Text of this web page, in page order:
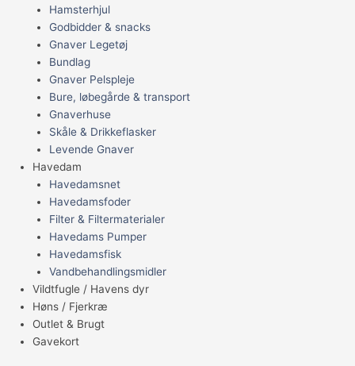
Hamsterhjul
Godbidder & snacks
Gnaver Legetøj
Bundlag
Gnaver Pelspleje
Bure, løbegårde & transport
Gnaverhuse
Skåle & Drikkeflasker
Levende Gnaver
Havedam
Havedamsnet
Havedamsfoder
Filter & Filtermaterialer
Havedams Pumper
Havedamsfisk
Vandbehandlingsmidler
Vildtfugle / Havens dyr
Høns / Fjerkræ
Outlet & Brugt
Gavekort